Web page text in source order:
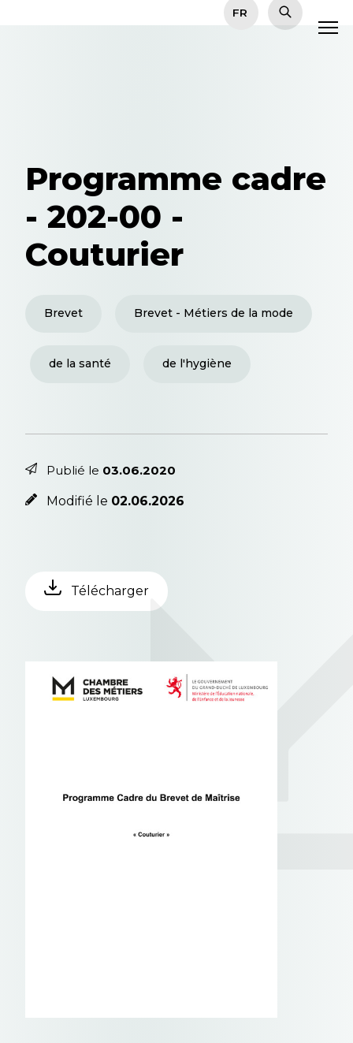
Programme cadre
- 202-00 -
Couturier
Brevet Brevet - Métiers de la mode
de la santé de l'hygiène
Publié le 03.06.2020
Modifié le 02.06.2026
Télécharger